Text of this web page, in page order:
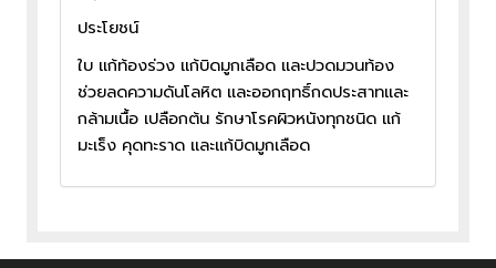
ประโยชน์
ใบ แก้ท้องร่วง แก้บิดมูกเลือด และปวดมวนท้อง
ช่วยลดความดันโลหิต และออกฤทธิ์กดประสาทและ
กล้ามเนื้อ เปลือกต้น รักษาโรคผิวหนังทุกชนิด แก้
มะเร็ง คุดทะราด และแก้บิดมูกเลือด